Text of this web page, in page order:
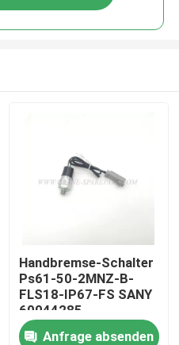
Handbremse-Schalter
Ps61-50-2MNZ-B-
FLS18-IP67-FS SANY
60044285
Anfrage absenden